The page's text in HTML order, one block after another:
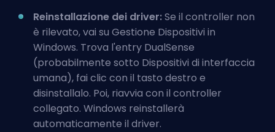
Reinstallazione dei driver:Se il controller non
è rilevato, vai su Gestione Dispositivi in
Windows. Trova l'entry DualSense
(probabilmente sotto Dispositivi di interfaccia
umana), fai clic con il tasto destro e
disinstallalo. Poi, riavvia con il controller
collegato. Windows reinstallerà
automaticamente il driver.